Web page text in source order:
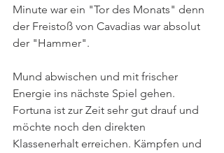
Minute war ein "Tor des Monats" denn
der Freistoß von Cavadias war absolut
der "Hammer".
Mund abwischen und mit frischer
Energie ins nächste Spiel gehen.
Fortuna ist zur Zeit sehr gut drauf und
möchte noch den direkten
Klassenerhalt erreichen. Kämpfen und